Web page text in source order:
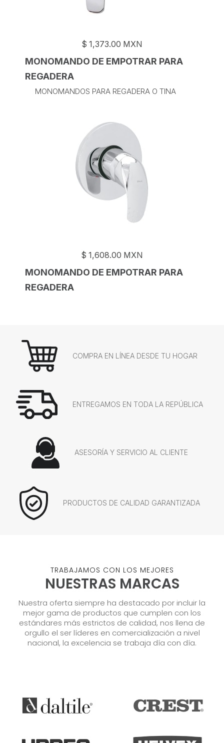
$ 1,373.00 MXN
MONOMANDO DE EMPOTRAR PARA
REGADERA
MONOMANDOS PARA REGADERA O TINA
$ 1,608.00 MXN
MONOMANDO DE EMPOTRAR PARA
REGADERA
COMPRA EN LÍNEA DESDE TU HOGAR
ENTREGAMOS EN TODA LA REPÚBLICA
ASESORÍA Y SERVICIO AL CLIENTE
PRODUCTOS DE CALIDAD GARANTIZADA
TRABAJAMOS CON LOS MEJORES
NUESTRAS MARCAS
Nuestra oferta siempre ha destacado por incluir la
mejor gama de productos que cumplen con los
estándares más estrictos de calidad, nos llena de
orgullo el ser líderes en comercialización a nivel
nacional, la excelencia se trabaja día con día.